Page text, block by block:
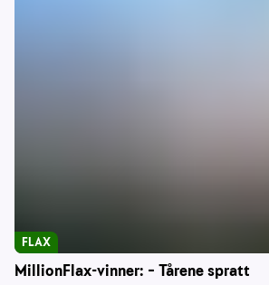
MillionFlax-vinner: – Tårene spratt
FLAX